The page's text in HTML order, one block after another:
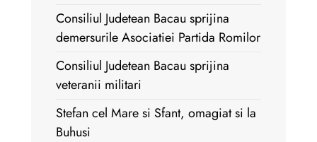
Consiliul Judetean Bacau sprijina
demersurile Asociatiei Partida Romilor
Consiliul Judetean Bacau sprijina
veteranii militari
Stefan cel Mare si Sfant, omagiat si la
Buhusi